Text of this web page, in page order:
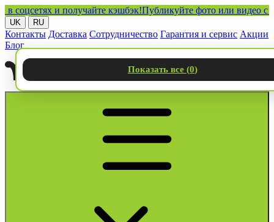
и получайте кэшбэк!Публикуйте фото или видео с
UK RU
Контакты Доставка Сотрудничество Гарантия и сервис Акции
Блог
Показать все (0)